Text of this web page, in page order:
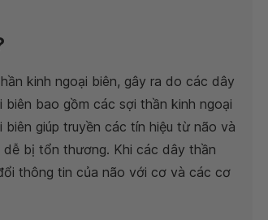
kinh ngoại biên, gây ra do các dây
bao gồm các sợi thần kinh ngoại
giúp truyền các tín hiệu từ não và
bị tổn thương. Khi các dây thần
thông tin của não với cơ và các cơ